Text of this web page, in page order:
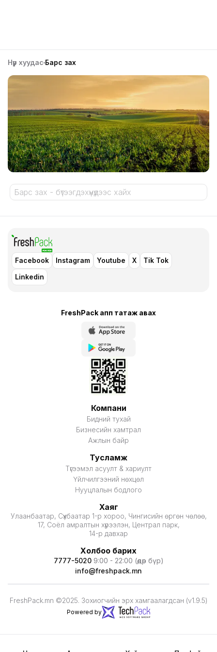
Нүүр хуудас Барс зах
Facebook Instagram Youtube X
Tik Tok
Linkedin
FreshPack апп татаж авaх
Компани
Бидний тухай
Бизнесийн хамтрал
Ажлын байр
Тусламж
Түгээмэл асуулт & хариулт
Үйлчилгээний нөхцөл
Нууцлалын бодлого
Хаяг
Улаанбаатар, Сүхбаатар 1-р хороо, Чингисийн өргөн чөлөө,
17, Соёл амралтын хүрээлэн, Централ парк,
14-р давхар
Холбоо барих
7777-5020 9:00 - 22:00 (өдөр бүр)
info@freshpack.mn
FreshPack.mn ©2025. Зохиогчийн эрх хамгаалагдсан (v1.9.5)
Powered by